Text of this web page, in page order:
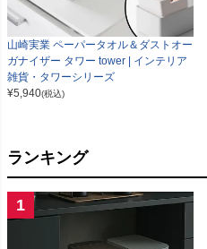
山崎実業 ペーパータオル＆ダストオー
ガナイザー タワー tower | インテリア
雑貨・タワーシリーズ
¥5,940(税込)
ランキング
1